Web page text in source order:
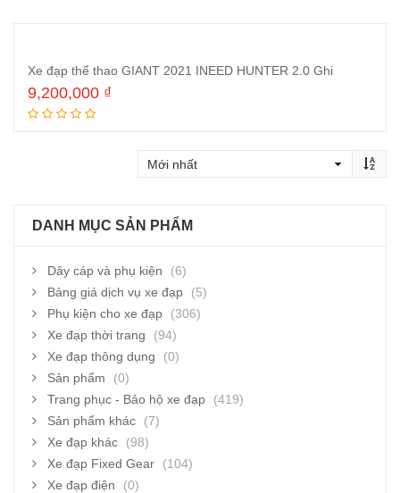
Xe đạp thể thao GIANT 2021 INEED HUNTER 2.0 Ghi
9,200,000 ₫
DANH MỤC SẢN PHẨM
Dây cáp và phụ kiện
(6)
Bảng giá dịch vụ xe đạp
(5)
Phụ kiện cho xe đạp
(306)
Xe đạp thời trang
(94)
Xe đạp thông dụng
(0)
Sản phẩm
(0)
Trang phục - Bảo hộ xe đạp
(419)
Sản phẩm khác
(7)
Xe đạp khác
(98)
Xe đạp Fixed Gear
(104)
Xe đạp điện
(0)